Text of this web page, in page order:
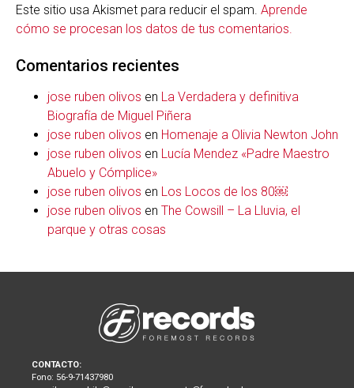
Este sitio usa Akismet para reducir el spam. Aprende
cómo se procesan los datos de tus comentarios.
Comentarios recientes
jose ruben olivos en La Verdadera y definitiva
Biografía de Miguel Piñera
jose ruben olivos en Homenaje a Olivia Newton John
jose ruben olivos en Lucía Mendez «Padre Maestro
Abuelo y Cómplice»
jose ruben olivos en Los Locos de los 80￼
jose ruben olivos en The Cowsill – La Lluvia, el
parque y otras cosas
CONTACTO:
Fono: 56-9-71437980